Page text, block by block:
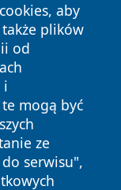
aby
także plików
od
i
mogą być
ze
serwisu",
prawa
Polityka
Cookies